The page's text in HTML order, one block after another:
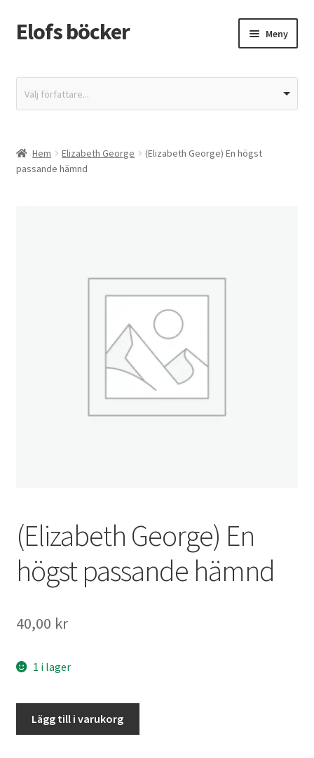
Hoppa
till
Hoppa
till
Elofs böcker Meny
Återbetalnings- och returpolicy
Integritetspolicy
Välj författare...
Hem Elizabeth George
(Elizabeth George) En högst
passande hämnd
(Elizabeth George) En
högst passande hämnd
40,00 kr
1 i lager
högst
Lägg till i varukorg